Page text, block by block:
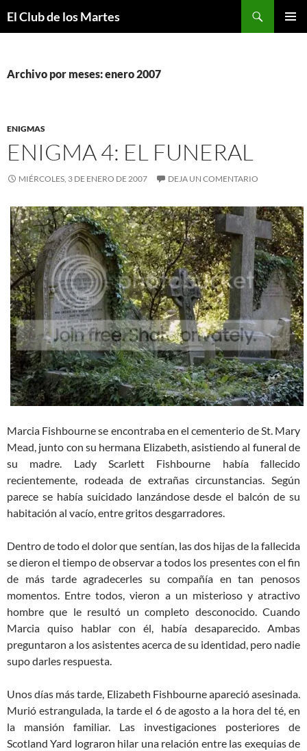
El Club de los Martes
Archivo por meses: enero 2007
ENIGMAS
ENIGMA 4: EL FUNERAL
MIÉRCOLES, 3 DE ENERO DE 2007 DEJA UN COMENTARIO
Marcia Fishbourne se encontraba en el cementerio de St. Mary
Mead, junto con su hermana Elizabeth, asistiendo al funeral de
su madre. Lady Scarlett Fishbourne había fallecido
recientemente, rodeada de extrañas circunstancias. Según
parece se había suicidado lanzándose desde el balcón de su
habitación al vacío, entre gritos desgarradores.
Dentro de todo el dolor que sentían, las dos hijas de la fallecida
se dieron el tiempo de observar a todos los presentes con el fin
de más tarde agradecerles su compañía en tan penosos
momentos. Entre todos, vieron a un misterioso y atractivo
hombre que le resultó un completo desconocido. Cuando
Marcia quiso hablar con él, había desaparecido. Ambas
preguntaron a los asistentes acerca de su identidad, pero nadie
supo darles respuesta.
Unos días más tarde, Elizabeth Fishbourne apareció asesinada.
Murió estrangulada, la tarde el 6 de agosto a la hora del té, en
la mansión familiar. Las investigaciones posteriores de
Scotland Yard lograron hilar una relación entre las exequias de